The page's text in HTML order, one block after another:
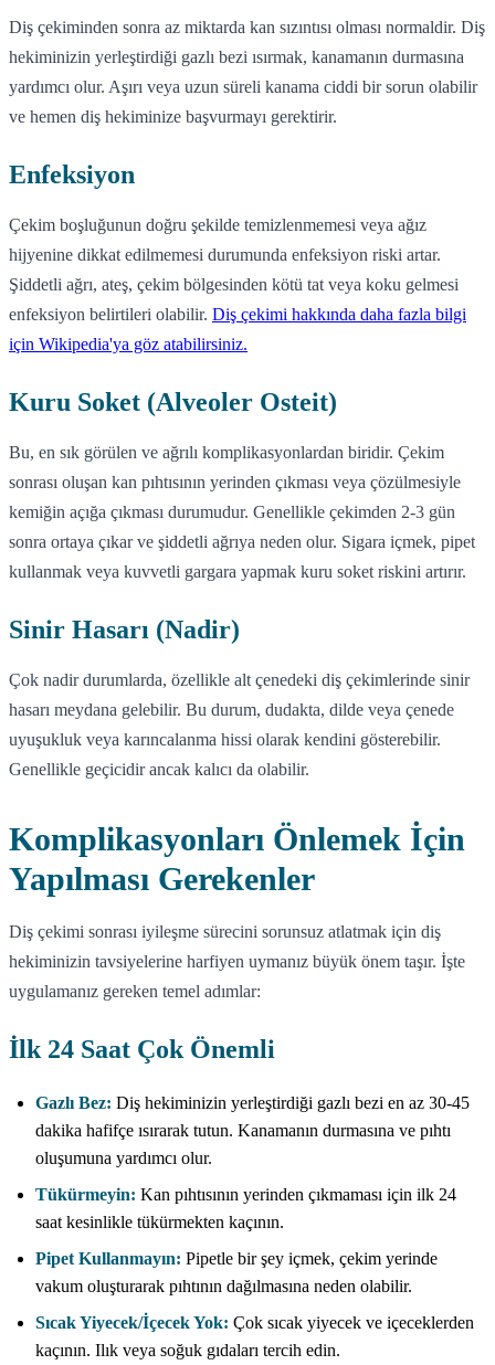
Diş çekiminden sonra az miktarda kan sızıntısı olması normaldir. Diş
hekiminizin yerleştirdiği gazlı bezi ısırmak, kanamanın durmasına
yardımcı olur. Aşırı veya uzun süreli kanama ciddi bir sorun olabilir
ve hemen diş hekiminize başvurmayı gerektirir.
Enfeksiyon
Çekim boşluğunun doğru şekilde temizlenmemesi veya ağız
hijyenine dikkat edilmemesi durumunda enfeksiyon riski artar.
Şiddetli ağrı, ateş, çekim bölgesinden kötü tat veya koku gelmesi
enfeksiyon belirtileri olabilir. Diş çekimi hakkında daha fazla bilgi
için Wikipedia'ya göz atabilirsiniz.
Kuru Soket (Alveoler Osteit)
Bu, en sık görülen ve ağrılı komplikasyonlardan biridir. Çekim
sonrası oluşan kan pıhtısının yerinden çıkması veya çözülmesiyle
kemiğin açığa çıkması durumudur. Genellikle çekimden 2-3 gün
sonra ortaya çıkar ve şiddetli ağrıya neden olur. Sigara içmek, pipet
kullanmak veya kuvvetli gargara yapmak kuru soket riskini artırır.
Sinir Hasarı (Nadir)
Çok nadir durumlarda, özellikle alt çenedeki diş çekimlerinde sinir
hasarı meydana gelebilir. Bu durum, dudakta, dilde veya çenede
uyuşukluk veya karıncalanma hissi olarak kendini gösterebilir.
Genellikle geçicidir ancak kalıcı da olabilir.
Komplikasyonları Önlemek İçin
Yapılması Gerekenler
Diş çekimi sonrası iyileşme sürecini sorunsuz atlatmak için diş
hekiminizin tavsiyelerine harfiyen uymanız büyük önem taşır. İşte
uygulamanız gereken temel adımlar:
İlk 24 Saat Çok Önemli
Gazlı Bez: Diş hekiminizin yerleştirdiği gazlı bezi en az 30-45
dakika hafifçe ısırarak tutun. Kanamanın durmasına ve pıhtı
oluşumuna yardımcı olur.
Tükürmeyin: Kan pıhtısının yerinden çıkmaması için ilk 24
saat kesinlikle tükürmekten kaçının.
Pipet Kullanmayın: Pipetle bir şey içmek, çekim yerinde
vakum oluşturarak pıhtının dağılmasına neden olabilir.
Sıcak Yiyecek/İçecek Yok: Çok sıcak yiyecek ve içeceklerden
kaçının. Ilık veya soğuk gıdaları tercih edin.